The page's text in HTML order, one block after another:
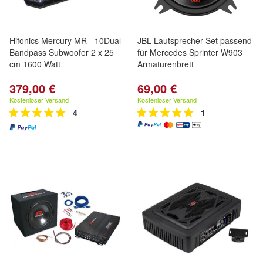
Hifonics Mercury MR - 10Dual
Bandpass Subwoofer 2 x 25
cm 1600 Watt
379,00 €
Kostenloser Versand
4
JBL Lautsprecher Set passend
für Mercedes Sprinter W903
Armaturenbrett
69,00 €
Kostenloser Versand
1